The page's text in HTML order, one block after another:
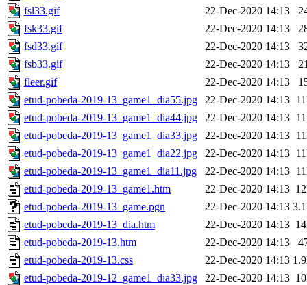
fsl33.gif
22-Dec-2020 14:13
fsk33.gif
22-Dec-2020 14:13
fsd33.gif
22-Dec-2020 14:13
fsb33.gif
22-Dec-2020 14:13
fleer.gif
22-Dec-2020 14:13
etud-pobeda-2019-13_game1_dia55.jpg
22-Dec-2020 14:13
etud-pobeda-2019-13_game1_dia44.jpg
22-Dec-2020 14:13
etud-pobeda-2019-13_game1_dia33.jpg
22-Dec-2020 14:13
etud-pobeda-2019-13_game1_dia22.jpg
22-Dec-2020 14:13
etud-pobeda-2019-13_game1_dia11.jpg
22-Dec-2020 14:13
etud-pobeda-2019-13_game1.htm
22-Dec-2020 14:13
etud-pobeda-2019-13_game.pgn
22-Dec-2020 14:13
etud-pobeda-2019-13_dia.htm
22-Dec-2020 14:13
etud-pobeda-2019-13.htm
22-Dec-2020 14:13
etud-pobeda-2019-13.css
22-Dec-2020 14:13
etud-pobeda-2019-12_game1_dia33.jpg
22-Dec-2020 14:13